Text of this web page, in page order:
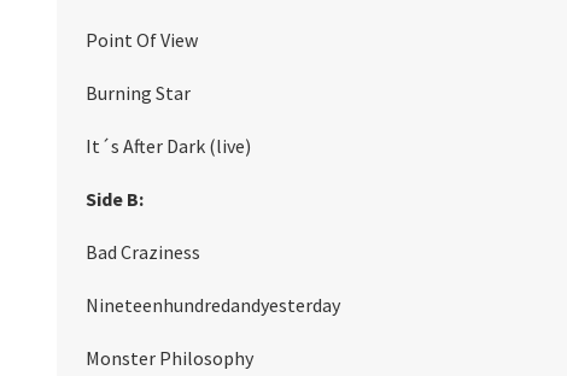
Point Of View
Burning Star
It´s After Dark (live)
Side B:
Bad Craziness
Nineteenhundredandyesterday
Monster Philosophy